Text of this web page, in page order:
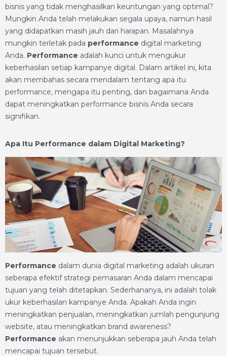
bisnis yang tidak menghasilkan keuntungan yang optimal?
Mungkin Anda telah melakukan segala upaya, namun hasil
yang didapatkan masih jauh dari harapan. Masalahnya
mungkin terletak pada performance digital marketing
Anda. Performance adalah kunci untuk mengukur
keberhasilan setiap kampanye digital. Dalam artikel ini, kita
akan membahas secara mendalam tentang apa itu
performance, mengapa itu penting, dan bagaimana Anda
dapat meningkatkan performance bisnis Anda secara
signifikan.
Apa Itu Performance dalam Digital Marketing?
Performance dalam dunia digital marketing adalah ukuran
seberapa efektif strategi pemasaran Anda dalam mencapai
tujuan yang telah ditetapkan. Sederhananya, ini adalah tolak
ukur keberhasilan kampanye Anda. Apakah Anda ingin
meningkatkan penjualan, meningkatkan jumlah pengunjung
website, atau meningkatkan brand awareness?
Performance akan menunjukkan seberapa jauh Anda telah
mencapai tujuan tersebut.